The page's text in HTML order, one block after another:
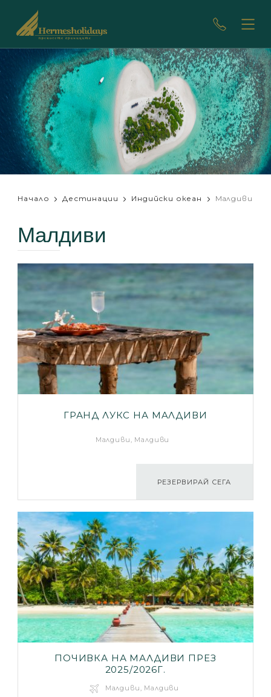
Начало Дестинации Индийски океан Малдиви
Малдиви
ГРАНД ЛУКС НА МAЛДИВИ
Малдиви, Малдиви
РЕЗЕРВИРАЙ СЕГА
ПОЧИВКА НА МАЛДИВИ ПРЕЗ
2025/2026Г.
Малдиви, Малдиви